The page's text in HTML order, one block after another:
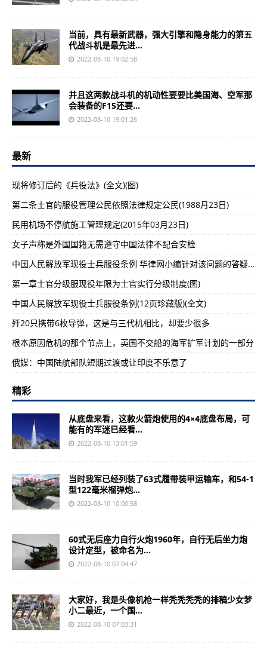
当前，具有最新武器，强大引擎和隐身能力的第五
代战斗机是最先进...
2022-08-10 19:02:58
并且这两款战斗机的机动性要要比美国海、空军那
会装备的F15还要...
2022-08-10 19:01:26
最新
现将修订后的《兵役法》(全文)(图)
第二条士官的服役管理公民依照法律规定公民(1988月23日)
民用机场不停航施工管理规定(2015年03月23日)
女子声称是外国国籍无需遵守中国法律不配合安检
中国人民解放军现役士兵服役条例 华律网小编针对该问题的答疑解惑（一）
第一章士官分级服现役年限为士官实行分级制度(图)
中国人民解放军现役士兵服役条例(12页珍藏版)(全文)
歼20只携带6枚导弹，这是与三代机相比，却要少很多
根本原因危机的那个节点上，英国不交船的海军扩军计划的一部分
俄媒：中国陆航部队短期过渡或让印度不乐意了
精彩
从底盘来看，这款火箭炮使用的4×4底盘布局，可
能有的军迷已经看...
2022-08-10 13:01:59
当时我军已经列装了63式履带装甲运输车，和54-1
型122毫米榴弹炮...
2022-08-10 10:00:58
60式无后座力自行火炮1960年，自行无后坐力炮
设计定型，被命名为...
2022-08-10 07:04:47
大家好，我是头像机枪一样秃秃秃秃的排稿少女梦
小二最近，一个国...
2022-08-10 07:03:31